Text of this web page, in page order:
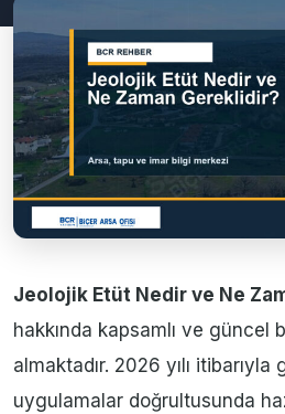
Jeolojik Etüt Nedir ve Ne
hakkında kapsamlı ve güncel
almaktadır. 2026 yılı
uygulamalar doğrultusunda